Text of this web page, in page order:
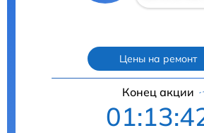
Цены на ремонт
Конец акции